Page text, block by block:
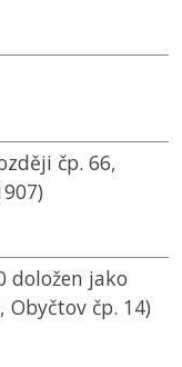
čp. 66,
doložen jako
Obyčtov čp. 14)